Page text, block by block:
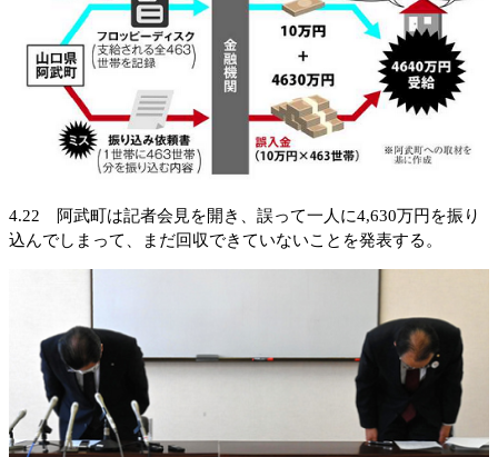
4.22 阿武町は記者会見を開き、誤って一人に4,630万円を振り
込んでしまって、まだ回収できていないことを発表する。